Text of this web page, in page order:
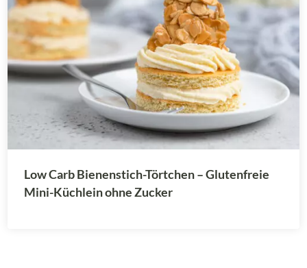
Low Carb Bienenstich-Törtchen – Glutenfreie
Mini-Küchlein ohne Zucker